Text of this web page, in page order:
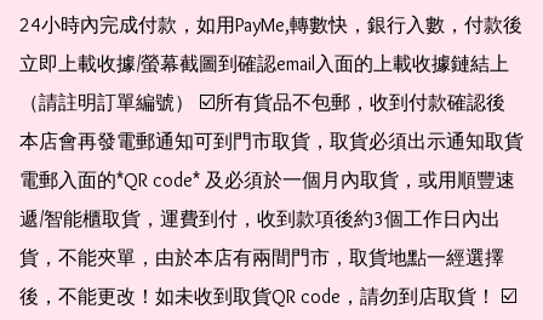
24小時內完成付款，如用PayMe,轉數快，銀行入數，付款後
立即上載收據/螢幕截圖到確認email入面的上載收據鏈結上
（請註明訂單編號） ☑️所有貨品不包郵，收到付款確認後
本店會再發電郵通知可到門市取貨，取貨必須出示通知取貨
電郵入面的*QR code* 及必須於一個月內取貨，或用順豐速
遞/智能櫃取貨，運費到付，收到款項後約3個工作日內出
貨，不能夾單，由於本店有兩間門市，取貨地點一經選擇
後，不能更改！如未收到取貨QR code，請勿到店取貨！ ☑️